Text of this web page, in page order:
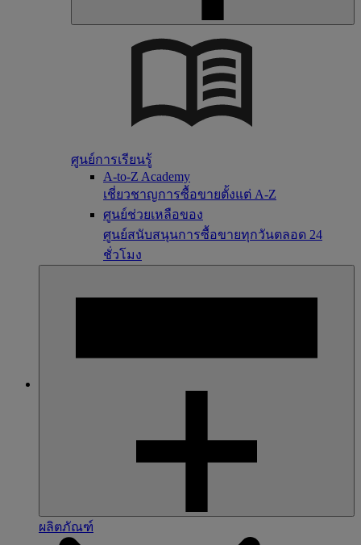
ศูนย์การเรียนรู้
A-to-Z Academy
เชี่ยวชาญการซื้อขายตั้งแต่ A-Z
ศูนย์ช่วยเหลือของ
ศูนย์สนับสนุนการซื้อขายทุกวันตลอด 24
ชั่วโมง
ผลิตภัณฑ์